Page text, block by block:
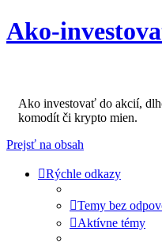
Ako-
Ako investovať do akcií,
komodít či krypto mien.
Prejsť na obsah
Rýchle odkazy
Temy bez
Aktívne témy